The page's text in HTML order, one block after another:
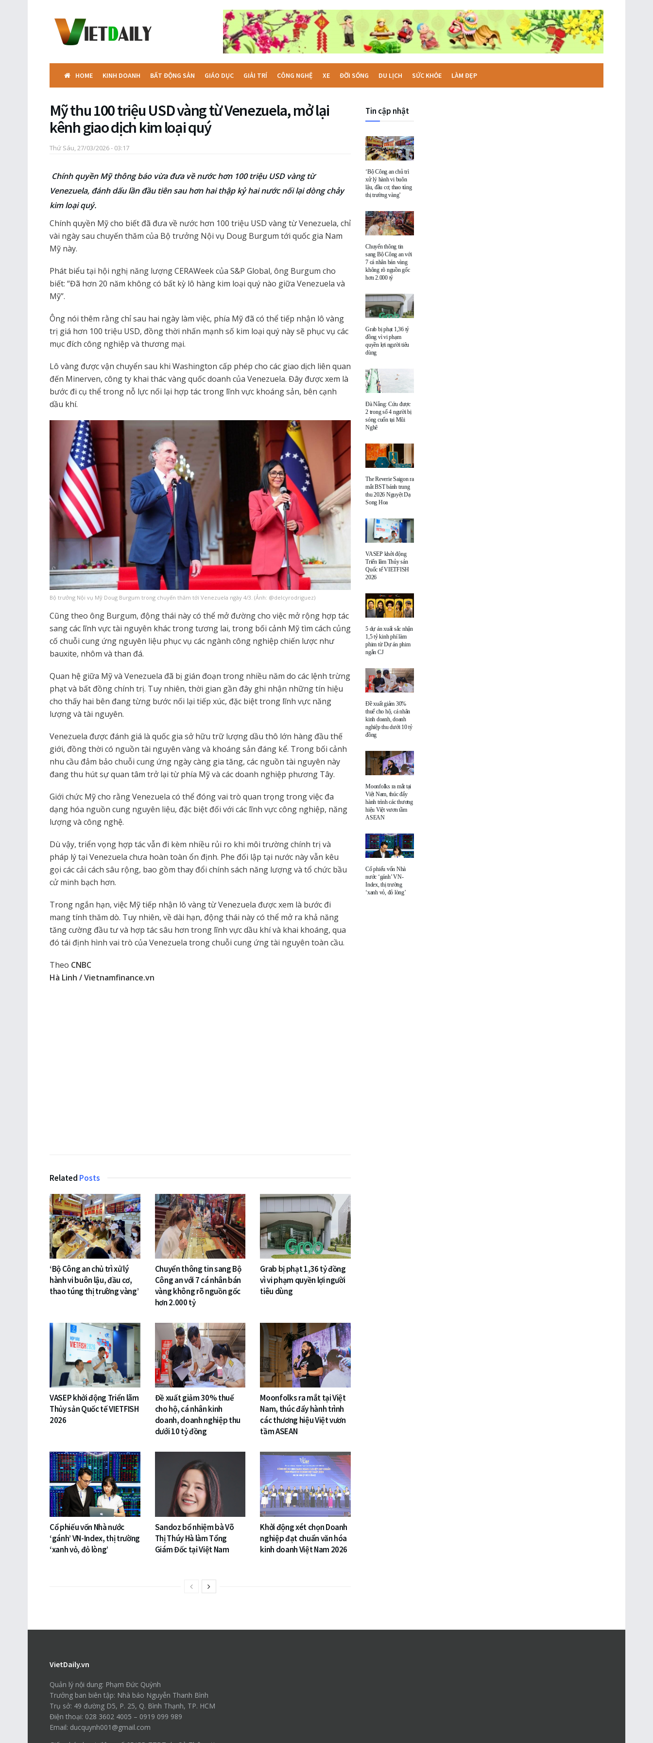
HOME KINH DOANH BẤT ĐỘNG SẢN GIÁO DỤC GIẢI TRÍ CÔNG NGHỆ XE ĐỜI SỐNG DU LỊCH SỨC KHỎE LÀM ĐẸP
Mỹ thu 100 triệu USD vàng từ Venezuela, mở lại
kênh giao dịch kim loại quý
Thứ Sáu, 27/03/2026 - 03:17
Chính quyền Mỹ thông báo vừa đưa về nước hơn 100 triệu USD vàng từ
Venezuela, đánh dấu lần đầu tiên sau hơn hai thập kỷ hai nước nối lại dòng chảy
kim loại quý.
Chính quyền Mỹ cho biết đã đưa về nước hơn 100 triệu USD vàng từ Venezuela, chỉ
vài ngày sau chuyến thăm của Bộ trưởng Nội vụ Doug Burgum tới quốc gia Nam
Mỹ này.
Phát biểu tại hội nghị năng lượng CERAWeek của S&P Global, ông Burgum cho
biết: “Đã hơn 20 năm không có bất kỳ lô hàng kim loại quý nào giữa Venezuela và
Mỹ”.
Ông nói thêm rằng chỉ sau hai ngày làm việc, phía Mỹ đã có thể tiếp nhận lô vàng
trị giá hơn 100 triệu USD, đồng thời nhấn mạnh số kim loại quý này sẽ phục vụ các
mục đích công nghiệp và thương mại.
Lô vàng được vận chuyển sau khi Washington cấp phép cho các giao dịch liên quan
đến Minerven, công ty khai thác vàng quốc doanh của Venezuela. Đây được xem là
bước đi cụ thể trong nỗ lực nối lại hợp tác trong lĩnh vực khoáng sản, bên cạnh
dầu khí.
Bộ trưởng Nội vụ Mỹ Doug Burgum trong chuyến thăm tới Venezuela ngày 4/3. (Ảnh: @delcyrodriguez)
Cũng theo ông Burgum, động thái này có thể mở đường cho việc mở rộng hợp tác
sang các lĩnh vực tài nguyên khác trong tương lai, trong bối cảnh Mỹ tìm cách củng
cố chuỗi cung ứng nguyên liệu phục vụ các ngành công nghiệp chiến lược như
bauxite, nhôm và than đá.
Quan hệ giữa Mỹ và Venezuela đã bị gián đoạn trong nhiều năm do các lệnh trừng
phạt và bất đồng chính trị. Tuy nhiên, thời gian gần đây ghi nhận những tín hiệu
cho thấy hai bên đang từng bước nối lại tiếp xúc, đặc biệt trong lĩnh vực năng
lượng và tài nguyên.
Venezuela được đánh giá là quốc gia sở hữu trữ lượng dầu thô lớn hàng đầu thế
giới, đồng thời có nguồn tài nguyên vàng và khoáng sản đáng kể. Trong bối cảnh
nhu cầu đảm bảo chuỗi cung ứng ngày càng gia tăng, các nguồn tài nguyên này
đang thu hút sự quan tâm trở lại từ phía Mỹ và các doanh nghiệp phương Tây.
Giới chức Mỹ cho rằng Venezuela có thể đóng vai trò quan trọng trong việc đa
dạng hóa nguồn cung nguyên liệu, đặc biệt đối với các lĩnh vực công nghiệp, năng
lượng và công nghệ.
Dù vậy, triển vọng hợp tác vẫn đi kèm nhiều rủi ro khi môi trường chính trị và
pháp lý tại Venezuela chưa hoàn toàn ổn định. Phe đối lập tại nước này vẫn kêu
gọi các cải cách sâu rộng, bao gồm thay đổi chính sách năng lượng và tổ chức bầu
cử minh bạch hơn.
Trong ngắn hạn, việc Mỹ tiếp nhận lô vàng từ Venezuela được xem là bước đi
mang tính thăm dò. Tuy nhiên, về dài hạn, động thái này có thể mở ra khả năng
tăng cường đầu tư và hợp tác sâu hơn trong lĩnh vực dầu khí và khai khoáng, qua
đó tái định hình vai trò của Venezuela trong chuỗi cung ứng tài nguyên toàn cầu.
Theo CNBC
Hà Linh / Vietnamfinance.vn
Related Posts
‘Bộ Công an chủ trì xử lý
hành vi buôn lậu, đầu cơ,
thao túng thị trường vàng’
Chuyển thông tin sang Bộ
Công an với 7 cá nhân bán
vàng không rõ nguồn gốc
hơn 2.000 tỷ
Grab bị phạt 1,36 tỷ đồng
vì vi phạm quyền lợi người
tiêu dùng
VASEP khởi động Triển lãm
Thủy sản Quốc tế VIETFISH
2026
Đề xuất giảm 30% thuế
cho hộ, cá nhân kinh
doanh, doanh nghiệp thu
dưới 10 tỷ đồng
Moonfolks ra mắt tại Việt
Nam, thúc đẩy hành trình
các thương hiệu Việt vươn
tầm ASEAN
Cổ phiếu vốn Nhà nước
‘gánh’ VN-Index, thị trường
‘xanh vỏ, đỏ lòng’
Sandoz bổ nhiệm bà Võ
Thị Thúy Hà làm Tổng
Giám Đốc tại Việt Nam
Khởi động xét chọn Doanh
nghiệp đạt chuẩn văn hóa
kinh doanh Việt Nam 2026
Tin cập nhật
‘Bộ Công an chủ trì
xử lý hành vi buôn
lậu, đầu cơ, thao túng
thị trường vàng’
Chuyển thông tin
sang Bộ Công an với
7 cá nhân bán vàng
không rõ nguồn gốc
hơn 2.000 tỷ
Grab bị phạt 1,36 tỷ
đồng vì vi phạm
quyền lợi người tiêu
dùng
Đà Nẵng: Cứu được
2 trong số 4 người bị
sóng cuốn tại Mũi
Nghê
The Reverie Saigon ra
mắt BST bánh trung
thu 2026 Nguyệt Dạ
Song Hoa
VASEP khởi động
Triển lãm Thủy sản
Quốc tế VIETFISH
2026
5 dự án xuất sắc nhận
1,5 tỷ kinh phí làm
phim từ Dự án phim
ngắn CJ
Đề xuất giảm 30%
thuế cho hộ, cá nhân
kinh doanh, doanh
nghiệp thu dưới 10 tỷ
đồng
Moonfolks ra mắt tại
Việt Nam, thúc đẩy
hành trình các thương
hiệu Việt vươn tầm
ASEAN
Cổ phiếu vốn Nhà
nước ‘gánh’ VN-
Index, thị trường
‘xanh vỏ, đỏ lòng’
VietDaily.vn
Quản lý nội dung: Phạm Đức Quỳnh
Trưởng ban biên tập: Nhà báo Nguyễn Thanh Bình
Trụ sở: 49 đường D5, P. 25, Q. Bình Thạnh, TP. HCM
Điện thoại: 028 3602 4005 – 0919 099 989
Email: ducquynh001@gmail.com